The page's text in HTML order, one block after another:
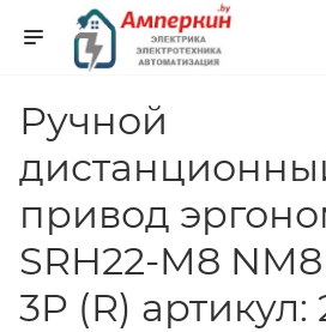
Ручной
привод
SRH22-M8
3P (R) артикул: